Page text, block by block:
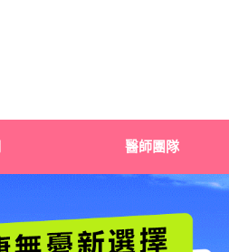
醫師團隊